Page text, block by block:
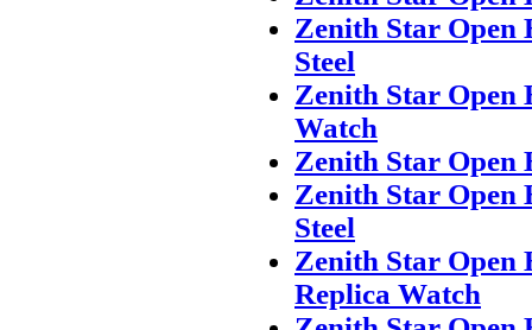
Zenith Star Open
Steel
Zenith Star Open
Watch
Zenith Star Open
Zenith Star Open
Steel
Zenith Star Open
Replica Watch